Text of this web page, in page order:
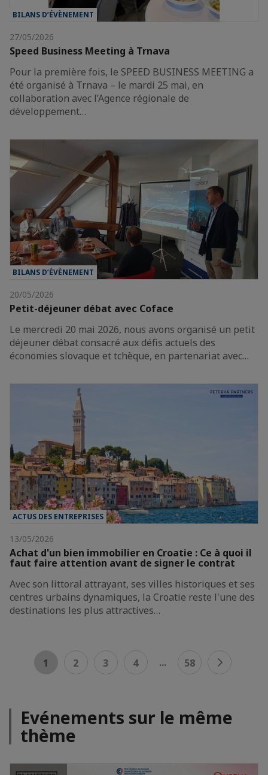
BILANS D’ÉVÈNEMENT
27/05/2026
Speed Business Meeting à Trnava
Pour la première fois, le SPEED BUSINESS MEETING a
été organisé à Trnava – le mardi 25 mai, en
collaboration avec l’Agence régionale de
développement…
BILANS D’ÉVÈNEMENT
20/05/2026
Petit-déjeuner débat avec Coface
Le mercredi 20 mai 2026, nous avons organisé un petit
déjeuner débat consacré aux défis actuels des
économies slovaque et tchèque, en partenariat avec…
ACTUS DES ENTREPRISES
13/05/2026
Achat d'un bien immobilier en Croatie : Ce à quoi il
faut faire attention avant de signer le contrat
Avec son littoral attrayant, ses villes historiques et ses
centres urbains dynamiques, la Croatie reste l'une des
destinations les plus attractives…
1 2 3 4 ... 58
Evénements sur le même
thème